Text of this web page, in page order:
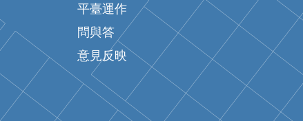
平臺運作
問與答
意見反映